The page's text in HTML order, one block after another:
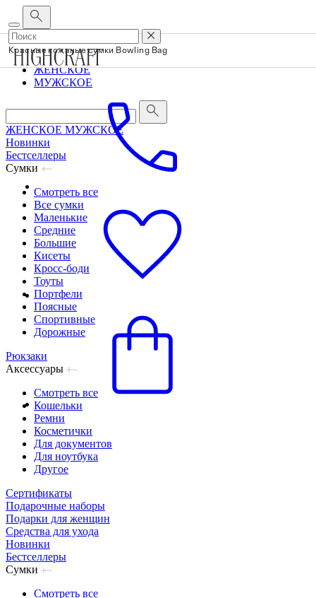
Корпоративным клиентам • О бренде
ЖЕНСКОЕ
МУЖСКОЕ
ЖЕНСКОЕ МУЖСКОЕ
Новинки
Бестселлеры
Сумки
Смотреть все
Все сумки
Маленькие
Средние
Большие
Кисеты
Кросс-боди
Тоуты
Портфели
Поясные
Спортивные
Дорожные
Рюкзаки
Аксессуары
Смотреть все
Кошельки
Ремни
Косметички
Для документов
Для ноутбука
Другое
Сертификаты
Подарочные наборы
Подарки для женщин
Средства для ухода
Новинки
Бестселлеры
Сумки
Смотреть все
Красные кожаные сумки Bowling Bag